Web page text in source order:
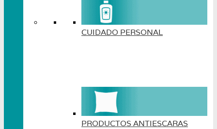
CUIDADO PERSONAL
PRODUCTOS ANTIESCARAS